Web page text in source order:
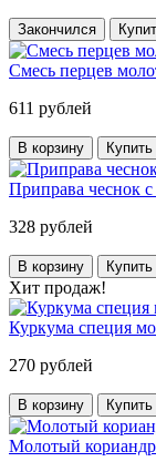
Закончился
Смесь перцев
611 рублей
В корзину
Приправа чеснок
328 рублей
В корзину
Хит продаж!
Куркума специя
270 рублей
В корзину
Молотый кориандр